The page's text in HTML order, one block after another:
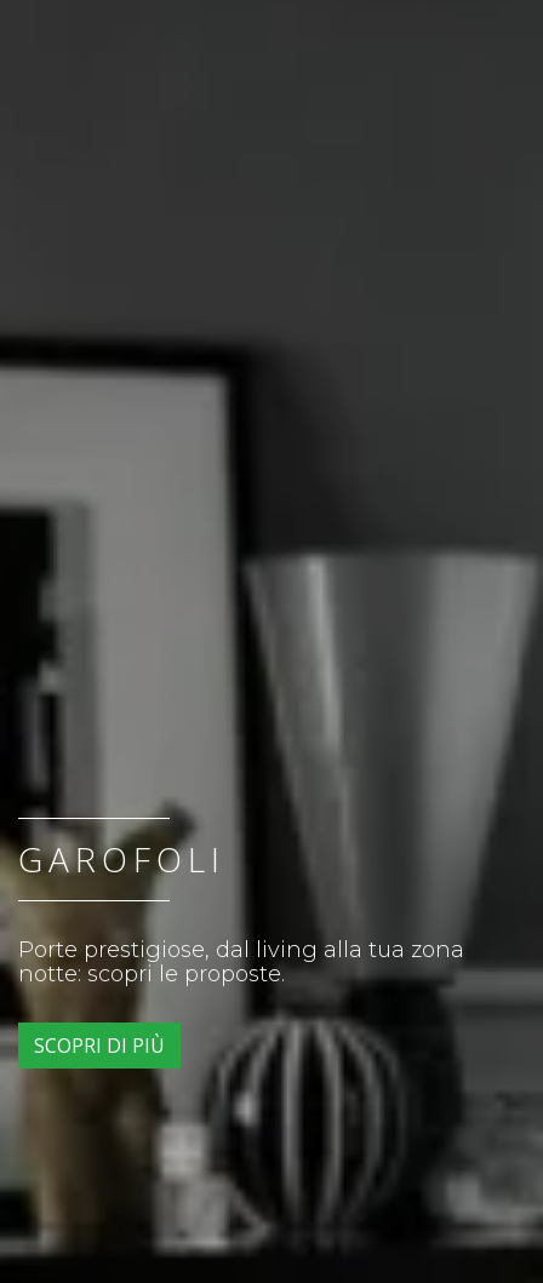
GAROFOLI
Porte prestigiose, dal living alla tua zona
notte: scopri le proposte.
SCOPRI DI PIÙ